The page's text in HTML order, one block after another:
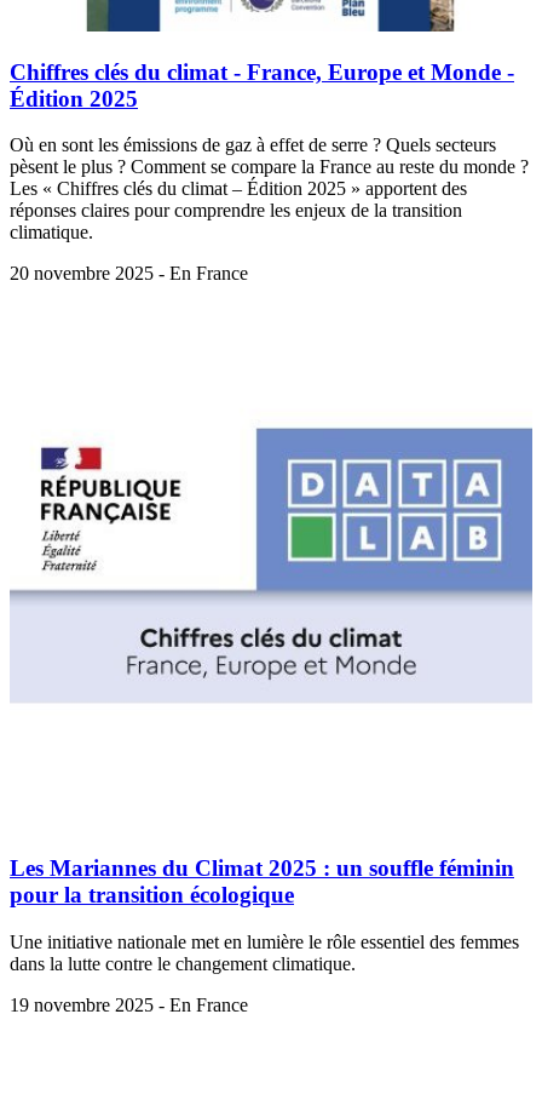
Chiffres clés du climat - France, Europe et Monde -
Édition 2025
Où en sont les émissions de gaz à effet de serre ? Quels secteurs
pèsent le plus ? Comment se compare la France au reste du monde ?
Les « Chiffres clés du climat – Édition 2025 » apportent des
réponses claires pour comprendre les enjeux de la transition
climatique.
20 novembre 2025 - En France
Les Mariannes du Climat 2025 : un souffle féminin
pour la transition écologique
Une initiative nationale met en lumière le rôle essentiel des femmes
dans la lutte contre le changement climatique.
19 novembre 2025 - En France